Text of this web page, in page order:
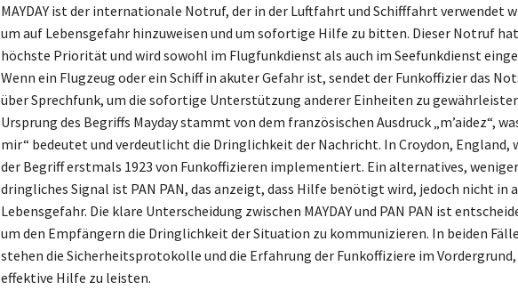
MAYDAY ist der internationale Notruf, der in der Luftfahrt und Schifffahrt verwendet
um auf Lebensgefahr hinzuweisen und um sofortige Hilfe zu bitten. Dieser Notruf hat
höchste Priorität und wird sowohl im Flugfunkdienst als auch im Seefunkdienst
Wenn ein Flugzeug oder ein Schiff in akuter Gefahr ist, sendet der Funkoffizier das
über Sprechfunk, um die sofortige Unterstützung anderer Einheiten zu
Ursprung des Begriffs Mayday stammt von dem französischen Ausdruck „m’aidez“,
mir“ bedeutet und verdeutlicht die Dringlichkeit der Nachricht. In Croydon, England,
der Begriff erstmals 1923 von Funkoffizieren implementiert. Ein alternatives, weniger
dringliches Signal ist PAN PAN, das anzeigt, dass Hilfe benötigt wird, jedoch nicht in
Lebensgefahr. Die klare Unterscheidung zwischen MAYDAY und PAN PAN ist
um den Empfängern die Dringlichkeit der Situation zu kommunizieren. In beiden
stehen die Sicherheitsprotokolle und die Erfahrung der Funkoffiziere im Vordergrund,
effektive Hilfe zu leisten.